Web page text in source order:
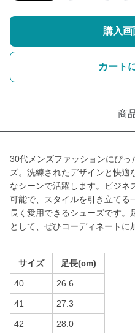
購入
カート
商
30代メンズファッションにぴ
ズ。洗練されたデザインと快適
なシーンで活躍します。ビジネ
可能で、スタイルを引き立てる
長く愛用できるシューズです。
として、ぜひコーディネートに
サイズ 足長(cm)
40 26.6
41 27.3
42 28.0